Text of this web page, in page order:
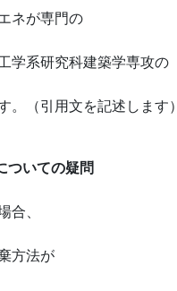
ネが専門の
学系研究科建築学専攻の
。（引用文を記述します）
ついての疑問
合、
方法が